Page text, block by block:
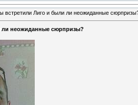
встретили Лиго и были ли неожиданные
ли неожиданные сюрпризы?